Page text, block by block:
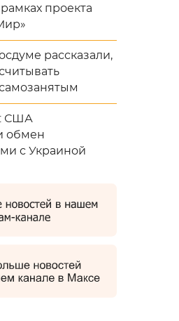
проекта
рассказали,
США
обмен
с Украиной